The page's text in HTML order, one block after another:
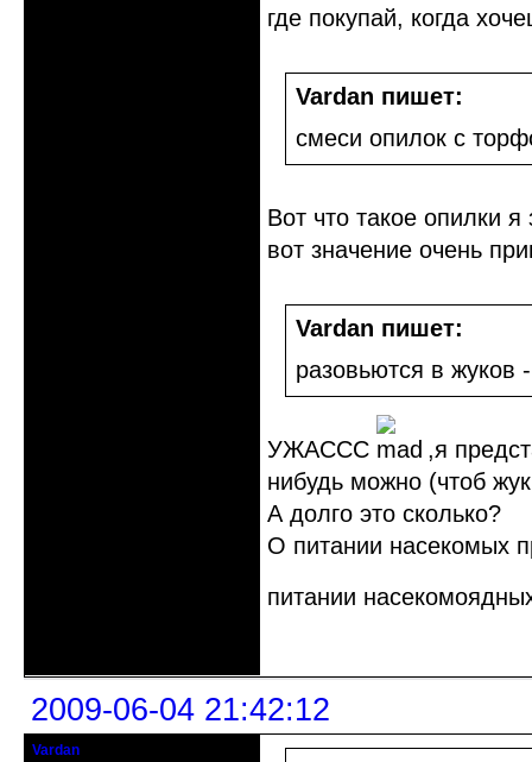
где покупай, когда
Vardan пишет:
смеси опилок с
Вот что такое опилки
вот значение очень
Vardan пишет:
разовьются в жуков
УЖАССС
,я
нибудь можно (чтоб
А долго это сколько?
О питании насекомых
питании
2009-06-04 21:42:12
Vardan